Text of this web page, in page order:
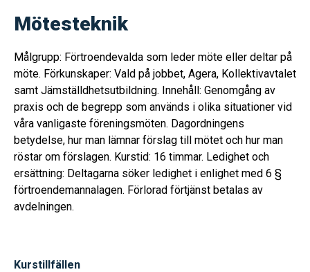
Mötesteknik
Målgrupp: Förtroendevalda som leder möte eller deltar på
möte. Förkunskaper: Vald på jobbet, Agera, Kollektivavtalet
samt Jämställdhetsutbildning. Innehåll: Genomgång av
praxis och de begrepp som används i olika situationer vid
våra vanligaste föreningsmöten. Dagordningens
betydelse, hur man lämnar förslag till mötet och hur man
röstar om förslagen. Kurstid: 16 timmar. Ledighet och
ersättning: Deltagarna söker ledighet i enlighet med 6 §
förtroendemannalagen. Förlorad förtjänst betalas av
avdelningen.
Kurstillfällen